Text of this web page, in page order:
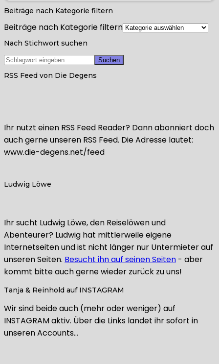
Beiträge nach Kategorie filtern
Beiträge nach Kategorie filtern
Nach Stichwort suchen
RSS Feed von Die Degens
Ihr nutzt einen RSS Feed Reader? Dann abonniert doch
auch gerne unseren RSS Feed. Die Adresse lautet:
www.die-degens.net/feed
Ludwig Löwe
Ihr sucht Ludwig Löwe, den Reiselöwen und
Abenteurer? Ludwig hat mittlerweile eigene
Internetseiten und ist nicht länger nur Untermieter auf
unseren Seiten. Besucht ihn auf seinen Seiten - aber
kommt bitte auch gerne wieder zurück zu uns!
Tanja & Reinhold auf INSTAGRAM
Wir sind beide auch (mehr oder weniger) auf
INSTAGRAM aktiv. Über die Links landet ihr sofort in
unseren Accounts…